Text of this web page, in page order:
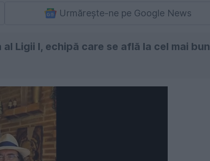
Urmărește-ne pe Google News
Ligii I, echipă care se află la cel mai bun